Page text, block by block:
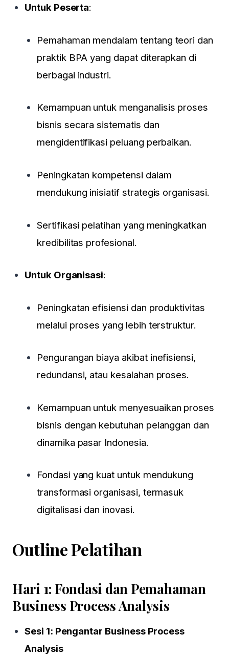
Untuk Peserta:
Pemahaman mendalam tentang teori dan
praktik BPA yang dapat diterapkan di
berbagai industri.
Kemampuan untuk menganalisis proses
bisnis secara sistematis dan
mengidentifikasi peluang perbaikan.
Peningkatan kompetensi dalam
mendukung inisiatif strategis organisasi.
Sertifikasi pelatihan yang meningkatkan
kredibilitas profesional.
Untuk Organisasi:
Peningkatan efisiensi dan produktivitas
melalui proses yang lebih terstruktur.
Pengurangan biaya akibat inefisiensi,
redundansi, atau kesalahan proses.
Kemampuan untuk menyesuaikan proses
bisnis dengan kebutuhan pelanggan dan
dinamika pasar Indonesia.
Fondasi yang kuat untuk mendukung
transformasi organisasi, termasuk
digitalisasi dan inovasi.
Outline Pelatihan
Hari 1: Fondasi dan Pemahaman
Business Process Analysis
Sesi 1: Pengantar Business Process
Analysis